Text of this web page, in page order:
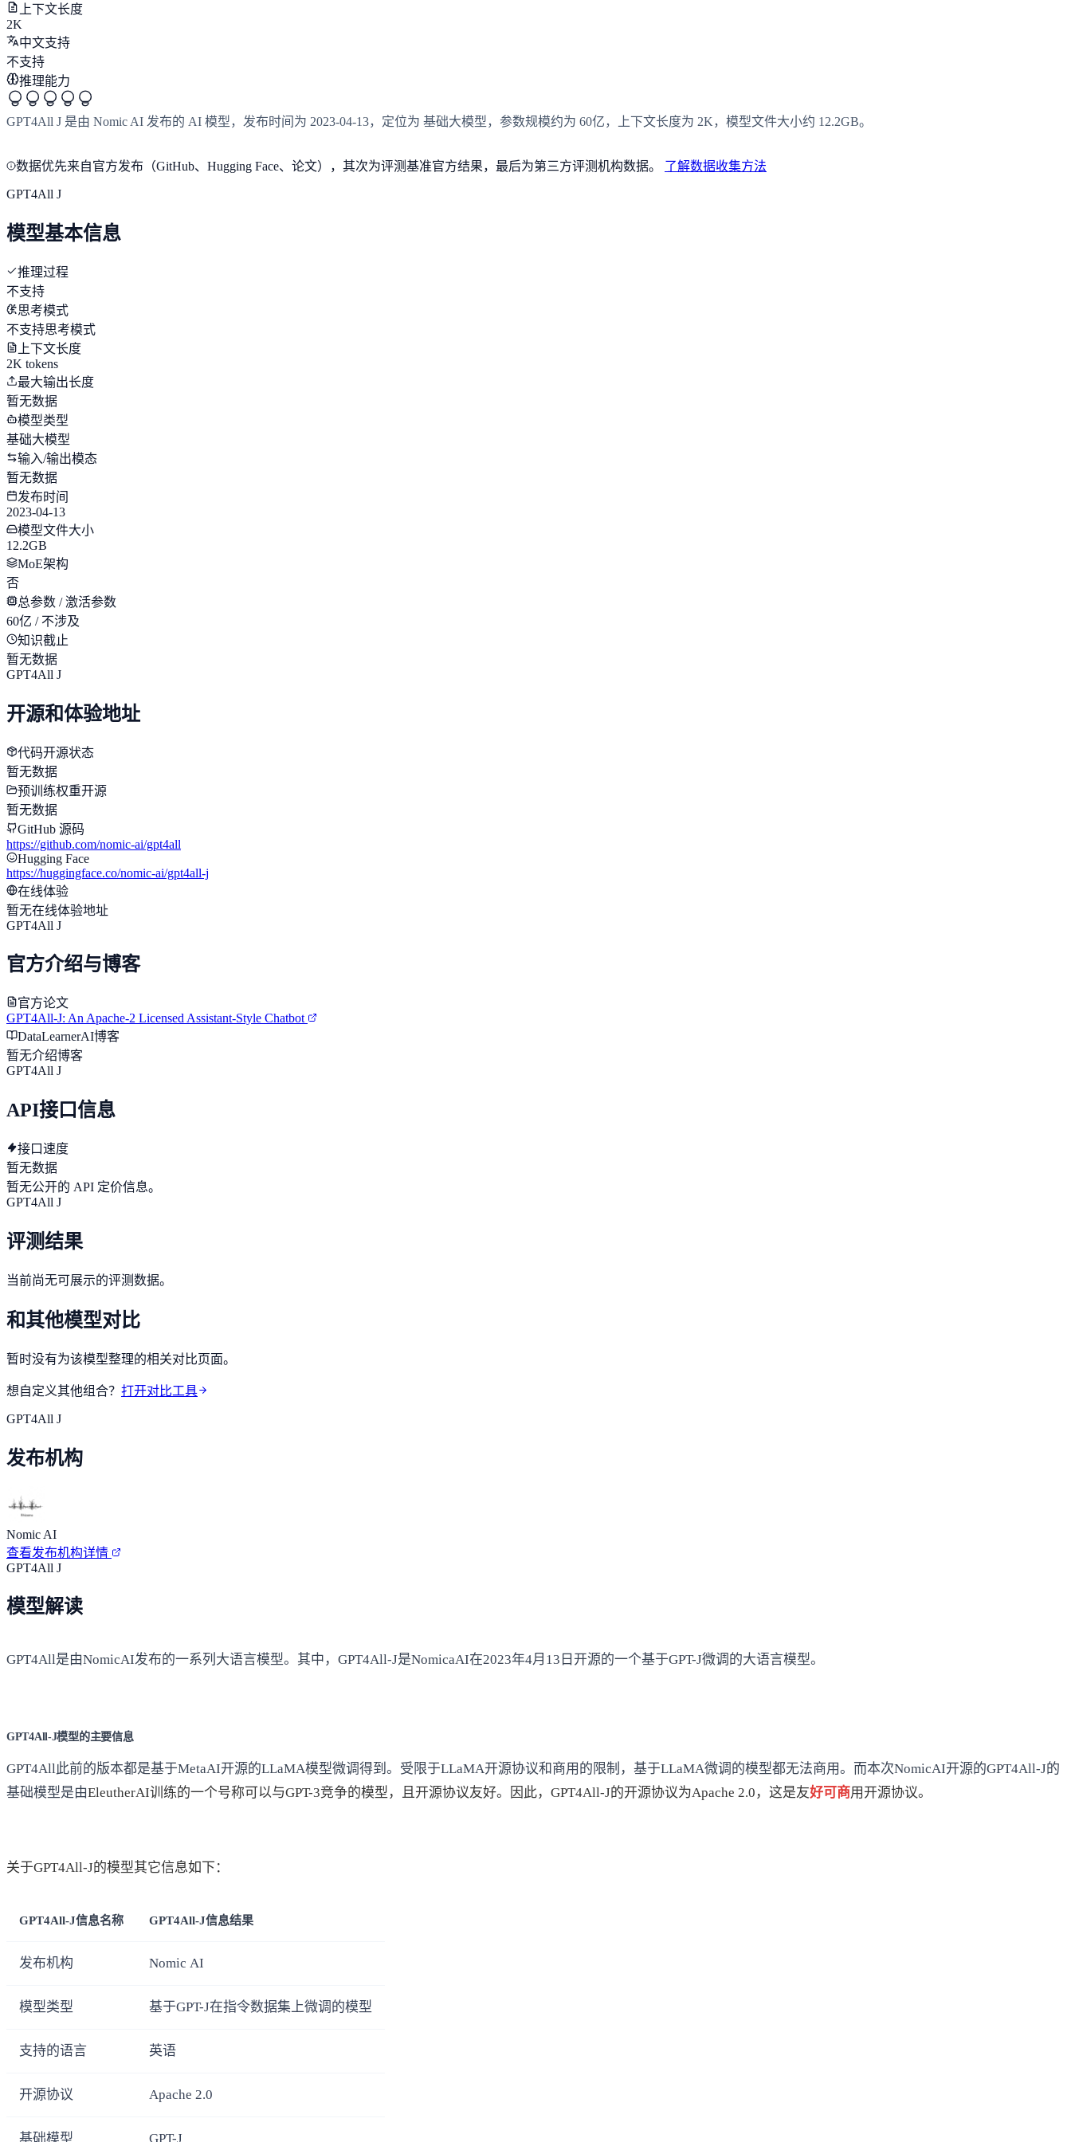
上下文长度
2K
中文支持
不支持
推理能力
GPT4All J 是由 Nomic AI 发布的 AI 模型，发布时间为 2023-04-13，定位为 基础大模型，参数规模约为 60亿，上下文长度为 2K，模型文件大小约 12.2GB。
数据优先来自官方发布（GitHub、Hugging Face、论文），其次为评测基准官方结果，最后为第三方评测机构数据。 了解数据收集方法
GPT4All J
模型基本信息
推理过程
不支持
思考模式
不支持思考模式
上下文长度
2K tokens
最大输出长度
暂无数据
模型类型
基础大模型
输入/输出模态
暂无数据
发布时间
2023-04-13
模型文件大小
12.2GB
MoE架构
否
总参数 / 激活参数
60亿 / 不涉及
知识截止
暂无数据
GPT4All J
开源和体验地址
代码开源状态
暂无数据
预训练权重开源
暂无数据
GitHub 源码
https://github.com/nomic-ai/gpt4all
Hugging Face
https://huggingface.co/nomic-ai/gpt4all-j
在线体验
暂无在线体验地址
GPT4All J
官方介绍与博客
官方论文
GPT4All-J: An Apache-2 Licensed Assistant-Style Chatbot
DataLearnerAI博客
暂无介绍博客
GPT4All J
API接口信息
接口速度
暂无数据
暂无公开的 API 定价信息。
GPT4All J
评测结果
当前尚无可展示的评测数据。
和其他模型对比
暂时没有为该模型整理的相关对比页面。
想自定义其他组合？ 打开对比工具
GPT4All J
发布机构
Nomic AI
查看发布机构详情
GPT4All J
模型解读
GPT4All是由NomicAI发布的一系列大语言模型。其中，GPT4All-J是NomicaAI在2023年4月13日开源的一个基于GPT-J微调的大语言模型。
GPT4All-J模型的主要信息
GPT4All此前的版本都是基于MetaAI开源的LLaMA模型微调得到。受限于LLaMA开源协议和商用的限制，基于LLaMA微调的模型都无法商用。而本次NomicAI开源的GPT4All-J的
基础模型是由EleutherAI训练的一个号称可以与GPT-3竞争的模型，且开源协议友好。因此，GPT4All-J的开源协议为Apache 2.0，这是友好可商用开源协议。
关于GPT4All-J的模型其它信息如下：
GPT4All-J信息名称 GPT4All-J信息结果
发布机构 Nomic AI
模型类型 基于GPT-J在指令数据集上微调的模型
支持的语言 英语
开源协议 Apache 2.0
基础模型 GPT-J